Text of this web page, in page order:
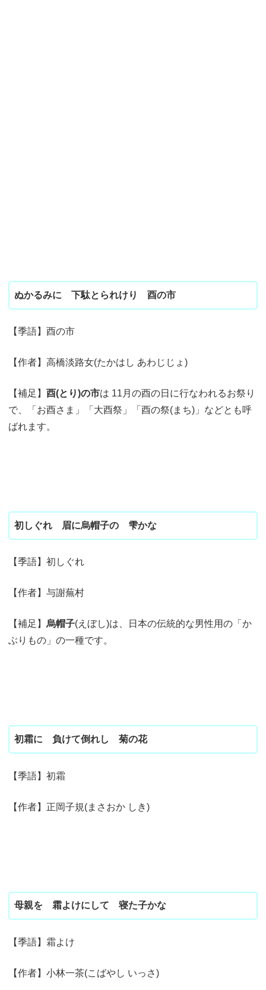
ぬかるみに 下駄とられけり 酉の市
【季語】酉の市
【作者】高橋淡路女(たかはし あわじじょ)
【補足】酉(とり)の市は 11月の酉の日に行なわれるお祭り
で、「お酉さま」「大酉祭」「酉の祭(まち)」などとも呼
ばれます。
初しぐれ 眉に烏帽子の 雫かな
【季語】初しぐれ
【作者】与謝蕪村
【補足】烏帽子(えぼし)は、日本の伝統的な男性用の「か
ぶりもの」の一種です。
初霜に 負けて倒れし 菊の花
【季語】初霜
【作者】正岡子規(まさおか しき)
母親を 霜よけにして 寝た子かな
【季語】霜よけ
【作者】小林一茶(こばやし いっさ)